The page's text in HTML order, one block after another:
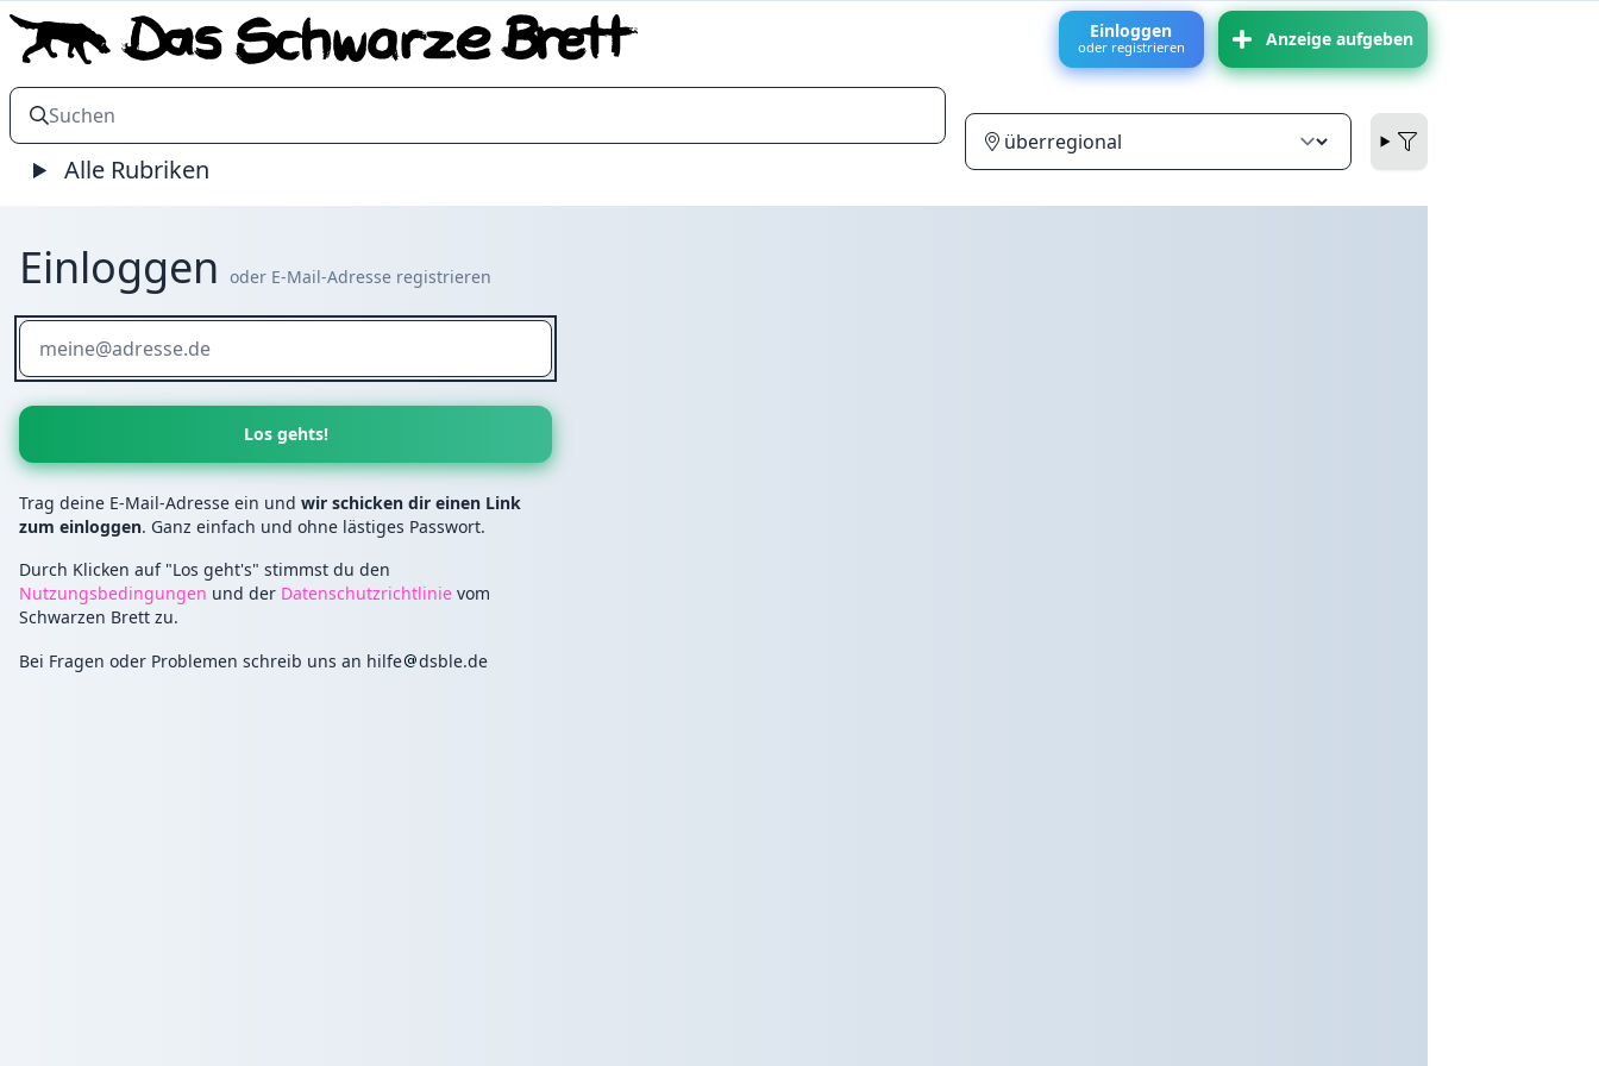
Einloggen
oder registrieren Anzeige aufgeben
Alle Rubriken
Einloggen oder E-Mail-Adresse registrieren
Trag deine E-Mail-Adresse ein und wir schicken dir einen Link
zum einloggen. Ganz einfach und ohne lästiges Passwort.
Durch Klicken auf "Los geht's" stimmst du den
Nutzungsbedingungen und der Datenschutzrichtlinie vom
Schwarzen Brett zu.
Bei Fragen oder Problemen schreib uns an hilfe dsble.de